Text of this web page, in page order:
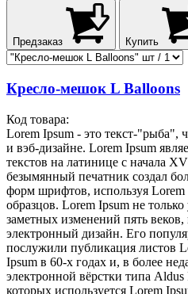
Предзаказ Купить
Кресло-мешок L Balloons
Код товара:
Lorem Ipsum - это текст-"рыба",
и вэб-дизайне. Lorem Ipsum
текстов на латинице с начала
безымянный печатник создал
форм шрифтов, используя Lorem
образцов. Lorem Ipsum не
заметных изменений пять
электронный дизайн. Его
послужили публикация листов
Ipsum в 60-х годах и, в более
электронной вёрстки типа
которых используется Lorem